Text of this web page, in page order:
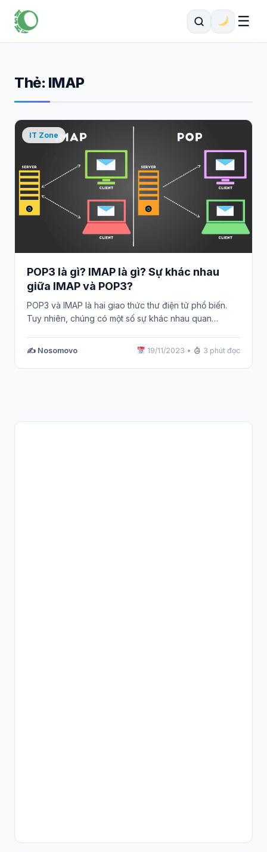
☰
Thẻ: IMAP
IT Zone
POP3 là gì? IMAP là gì? Sự khác nhau
giữa IMAP và POP3?
POP3 và IMAP là hai giao thức thư điện tử phổ biến.
Tuy nhiên, chúng có một số sự khác nhau quan…
✍️ Nosomovo 19/11/2023 • 3 phút đọc